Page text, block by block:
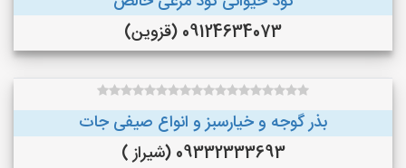
09124634073 (قزوین)
بذر گوجه و خیارسبز و انواع صیفی جات
09332333693 (شیراز )